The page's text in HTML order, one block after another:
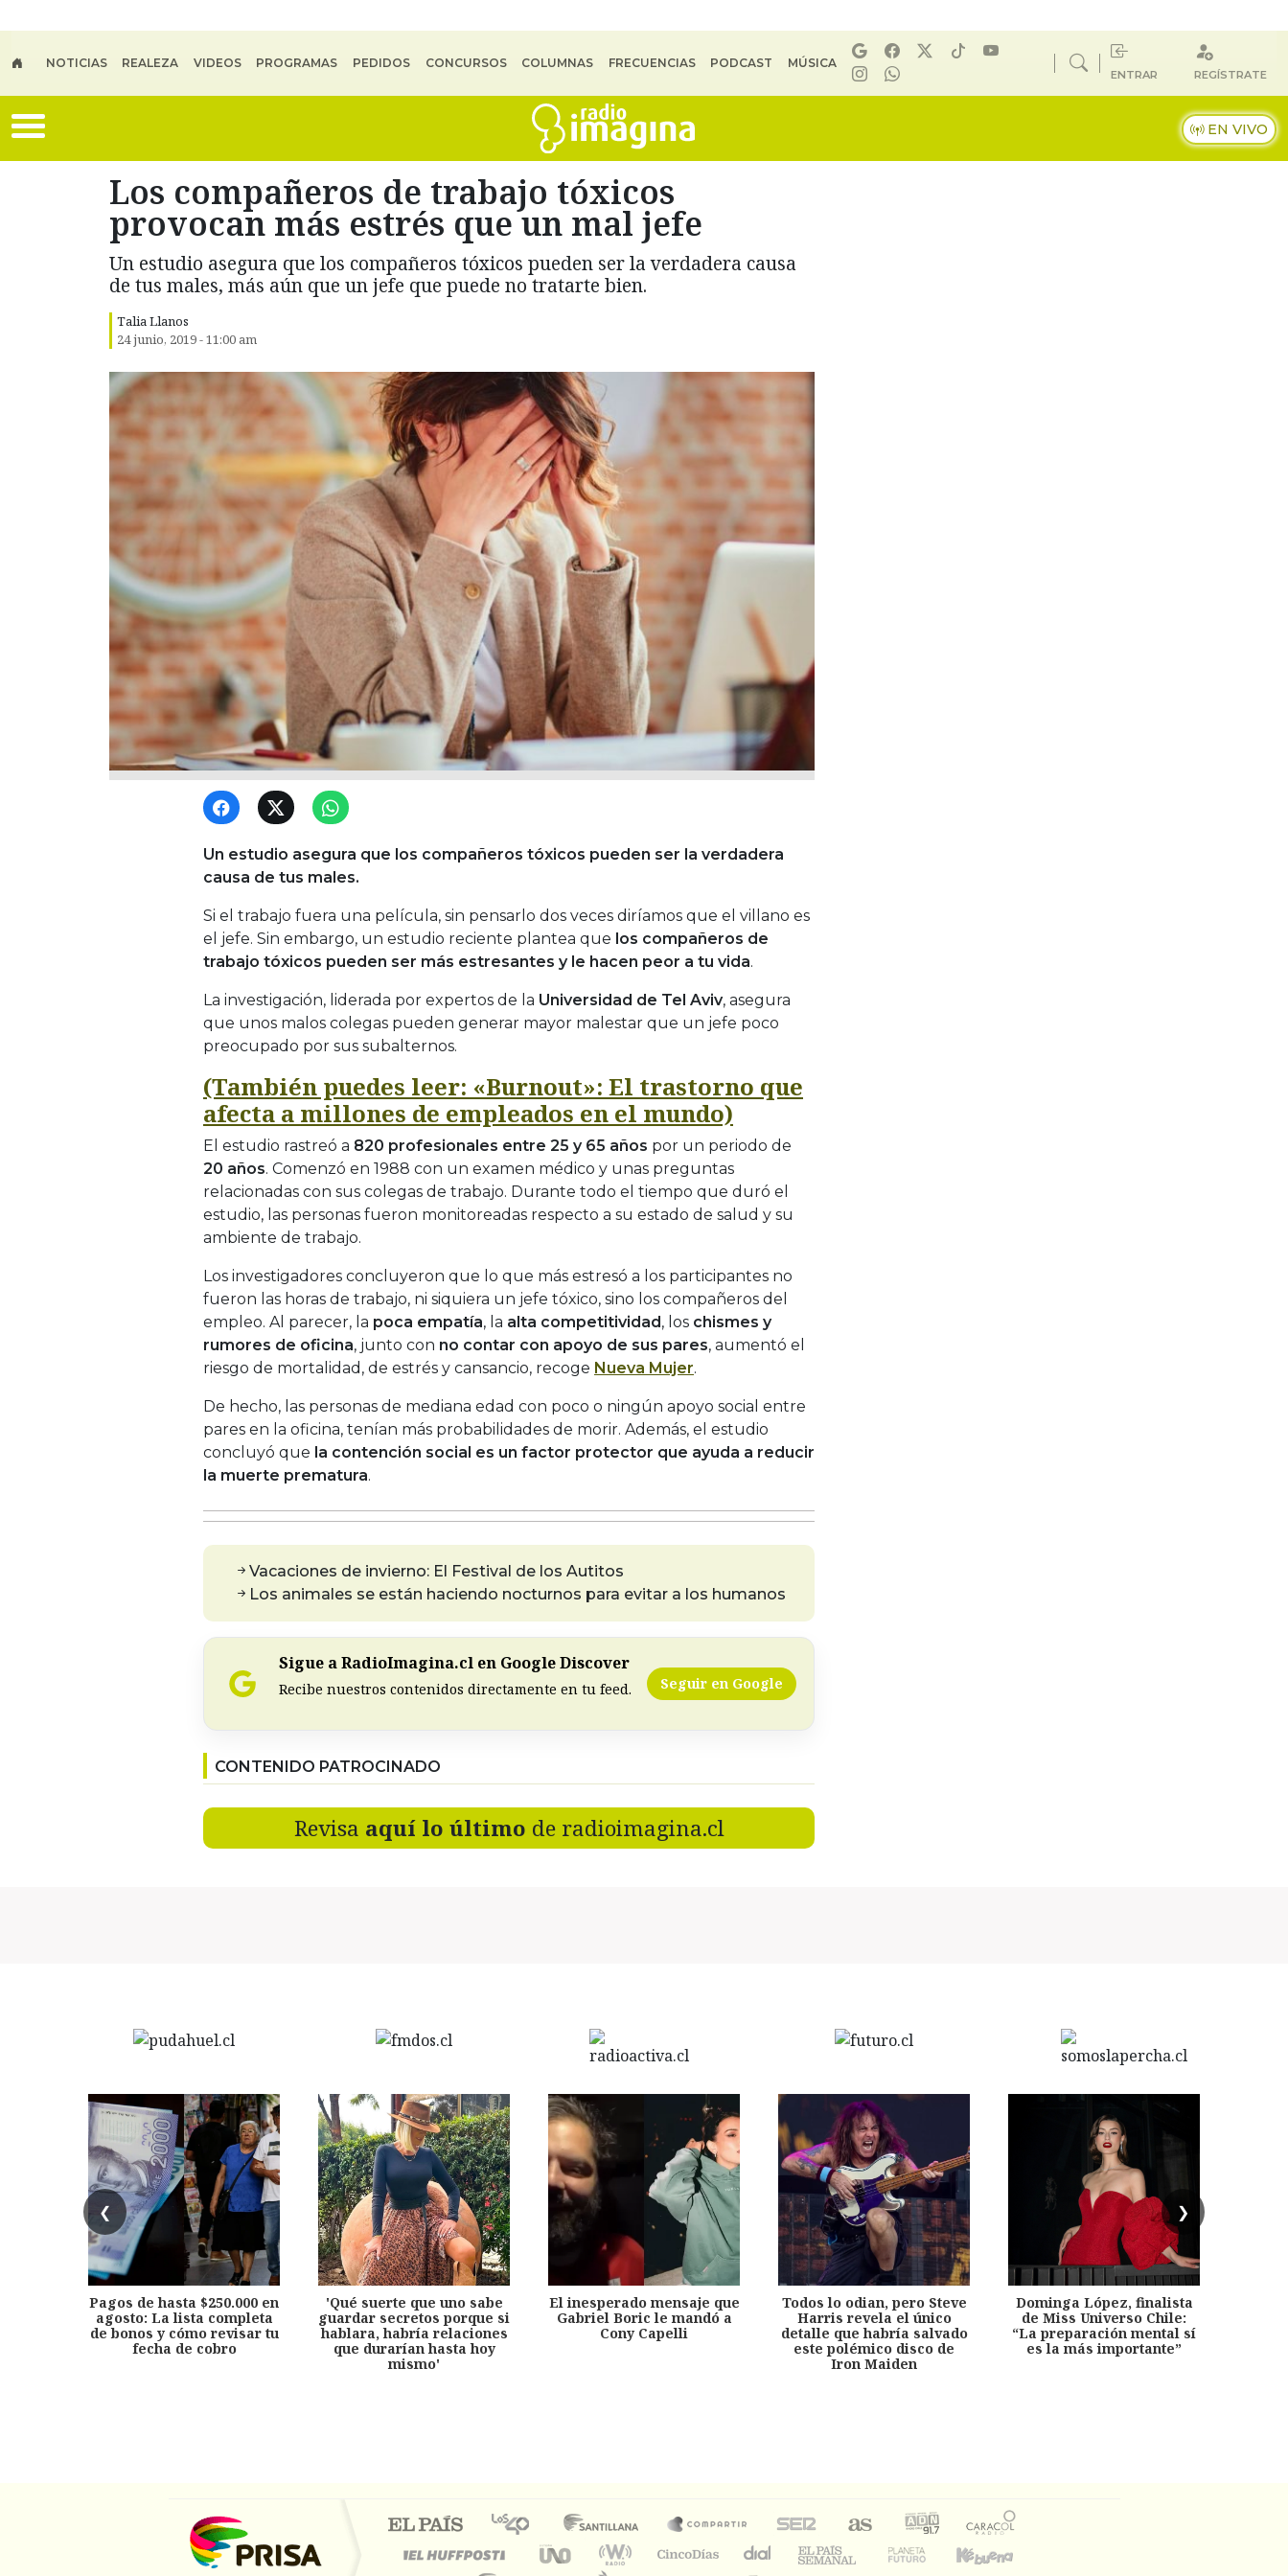
NOTICIAS REALEZA VIDEOS PROGRAMAS PEDIDOS CONCURSOS COLUMNAS FRECUENCIAS PODCAST MÚSICA
ENTRAR REGÍSTRATE
EN VIVO
Los compañeros de trabajo tóxicos
provocan más estrés que un mal jefe
Un estudio asegura que los compañeros tóxicos pueden ser la verdadera causa
de tus males, más aún que un jefe que puede no tratarte bien.
Talia Llanos
24 junio, 2019 - 11:00 am
Un estudio asegura que los compañeros tóxicos pueden ser la verdadera
causa de tus males.
Si el trabajo fuera una película, sin pensarlo dos veces diríamos que el villano es
el jefe. Sin embargo, un estudio reciente plantea que los compañeros de
trabajo tóxicos pueden ser más estresantes y le hacen peor a tu vida.
La investigación, liderada por expertos de la Universidad de Tel Aviv, asegura
que unos malos colegas pueden generar mayor malestar que un jefe poco
preocupado por sus subalternos.
(También puedes leer: «Burnout»: El trastorno que
afecta a millones de empleados en el mundo)
El estudio rastreó a 820 profesionales entre 25 y 65 años por un periodo de
20 años. Comenzó en 1988 con un examen médico y unas preguntas
relacionadas con sus colegas de trabajo. Durante todo el tiempo que duró el
estudio, las personas fueron monitoreadas respecto a su estado de salud y su
ambiente de trabajo.
Los investigadores concluyeron que lo que más estresó a los participantes no
fueron las horas de trabajo, ni siquiera un jefe tóxico, sino los compañeros del
empleo. Al parecer, la poca empatía, la alta competitividad , los chismes y
rumores de oficina, junto con no contar con apoyo de sus pares, aumentó el
riesgo de mortalidad, de estrés y cansancio, recoge Nueva Mujer.
De hecho, las personas de mediana edad con poco o ningún apoyo social entre
pares en la oficina, tenían más probabilidades de morir. Además, el estudio
concluyó que la contención social es un factor protector que ayuda a reducir
la muerte prematura.
Vacaciones de invierno: El Festival de los Autitos
Los animales se están haciendo nocturnos para evitar a los humanos
Sigue a RadioImagina.cl en Google Discover
Recibe nuestros contenidos directamente en tu feed. Seguir en Google
CONTENIDO PATROCINADO
Revisa aquí lo último de radioimagina.cl
❮ ❯
Pagos de hasta $250.000 en
agosto: La lista completa
de bonos y cómo revisar tu
fecha de cobro
'Qué suerte que uno sabe
guardar secretos porque si
hablara, habría relaciones
que durarían hasta hoy
mismo'
El inesperado mensaje que
Gabriel Boric le mandó a
Cony Capelli
Todos lo odian, pero Steve
Harris revela el único
detalle que habría salvado
este polémico disco de
Iron Maiden
Dominga López, finalista
de Miss Universo Chile:
“La preparación mental sí
es la más importante”